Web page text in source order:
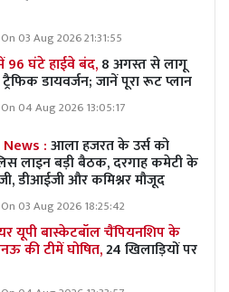
03 Aug 2026 21:31:55
96 घंटे हाईवे बंद,8 अगस्त से लागू
ट्रैफिक डायवर्जन; जानें पूरा रूट प्लान
04 Aug 2026 13:05:17
:आला हजरत के उर्स को
लाइन बड़ी बैठक, दरगाह कमेटी के
डीआईजी और कमिश्नर मौजूद
03 Aug 2026 18:25:42
यूपी बास्केटबॉल चैंपियनशिप के
की टीमें घोषित,24 खिलाड़ियों पर